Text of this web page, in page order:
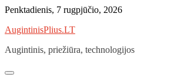
Skip
content
Penktadienis, 7 rugpjūčio, 2026
AugintinisPlius.LT
Augintinis, priežiūra, technologijos